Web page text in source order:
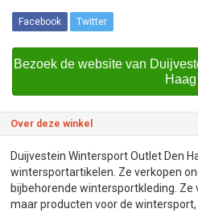
Facebook Twitter
Bezoek de website van
Haag
Over deze winkel
Duijvestein Wintersport Outlet Den
wintersportartikelen. Ze verkopen
bijbehorende wintersportkleding. Ze
maar producten voor de